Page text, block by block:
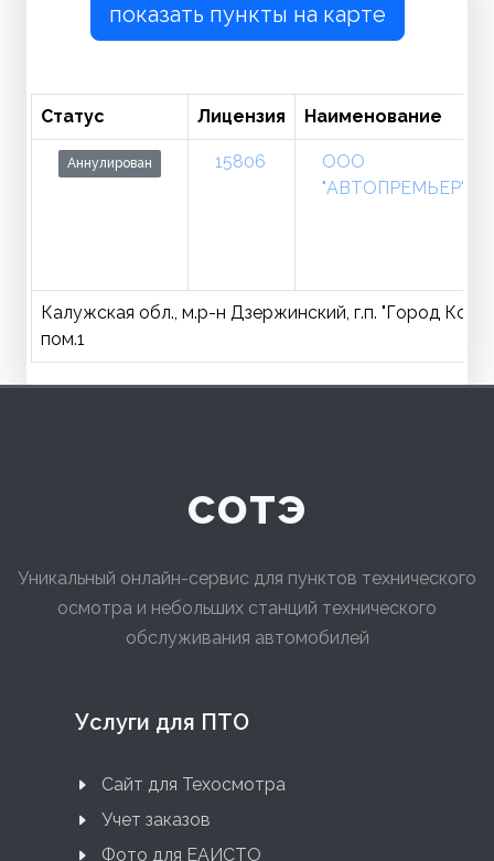
показать пункты на карте
Статус Лицензия Наименование
Аннулирован 15806
ООО
"АВТОПРЕМЬЕР"
Калужская обл., м.р-н Дзержинский, г.п. "Город
пом.1
сотэ
Уникальный онлайн-сервис для пунктов технического
осмотра и небольших станций технического
обслуживания автомобилей
Услуги для ПТО
Сайт для Техосмотра
Учет заказов
Фото для ЕАИСТО